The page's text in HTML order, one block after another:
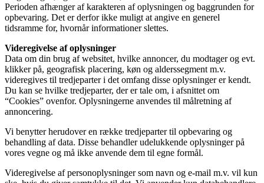
Perioden afhænger af karakteren af oplysningen og baggrunden for
opbevaring. Det er derfor ikke muligt at angive en generel
tidsramme for, hvornår informationer slettes.
Videregivelse af oplysninger
Data om din brug af websitet, hvilke annoncer, du modtager og evt.
klikker på, geografisk placering, køn og alderssegment m.v.
videregives til tredjeparter i det omfang disse oplysninger er kendt.
Du kan se hvilke tredjeparter, der er tale om, i afsnittet om
“Cookies” ovenfor. Oplysningerne anvendes til målretning af
annoncering.
Vi benytter herudover en række tredjeparter til opbevaring og
behandling af data. Disse behandler udelukkende oplysninger på
vores vegne og må ikke anvende dem til egne formål.
Videregivelse af personoplysninger som navn og e-mail m.v. vil kun